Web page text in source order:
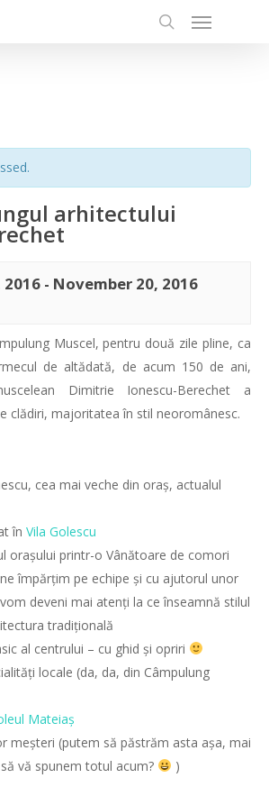
arhitectului
- November 20, 2016
Muscel, pentru două zile pline, ca
de altădată, de acum 150 de ani,
Dimitrie Ionescu-Berechet a
clădiri, majoritatea în stil neoromânesc.
cea mai veche din oraș, actualul
în Vila Golescu
orașului printr-o Vânătoare de comori
împărțim pe echipe și cu ajutorul unor
deveni mai atenți la ce înseamnă stilul
tradițională
al centrului – cu ghid și opriri
locale (da, da, din Câmpulung
Mateiaș
meșteri (putem să păstrăm asta așa, mai
vă spunem totul acum?
)